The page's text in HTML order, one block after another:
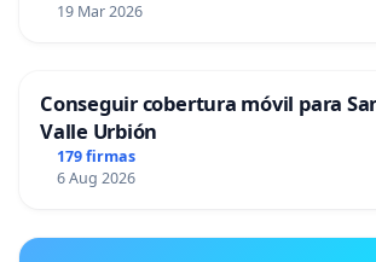
19 Mar 2026
Conseguir cobertura móvil para
Valle Urbión
179 firmas
6 Aug 2026